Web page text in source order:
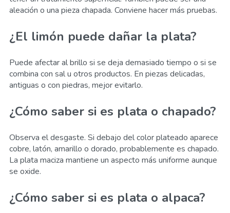
aleación o una pieza chapada. Conviene hacer más pruebas.
¿El limón puede dañar la plata?
Puede afectar al brillo si se deja demasiado tiempo o si se
combina con sal u otros productos. En piezas delicadas,
antiguas o con piedras, mejor evitarlo.
¿Cómo saber si es plata o chapado?
Observa el desgaste. Si debajo del color plateado aparece
cobre, latón, amarillo o dorado, probablemente es chapado.
La plata maciza mantiene un aspecto más uniforme aunque
se oxide.
¿Cómo saber si es plata o alpaca?